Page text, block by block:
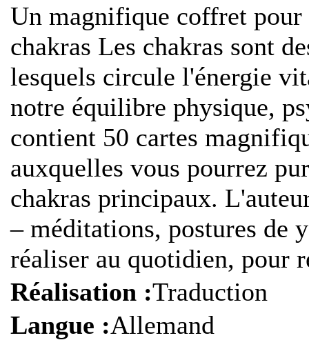
Un magnifique coffret pour
chakras Les chakras sont
lesquels circule l'énergie
notre équilibre physique,
contient 50 cartes
auxquelles vous pourrez
chakras principaux.
– méditations, postures de
réaliser au quotidien, pour
Réalisation :Traduction
Langue :Allemand